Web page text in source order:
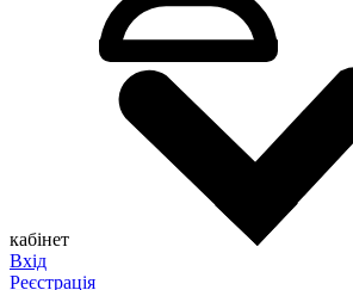
кабінет
Вхід
Реєстрація